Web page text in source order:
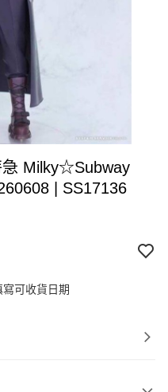
急 Milky☆Subway
| SS17136
可收貨日期